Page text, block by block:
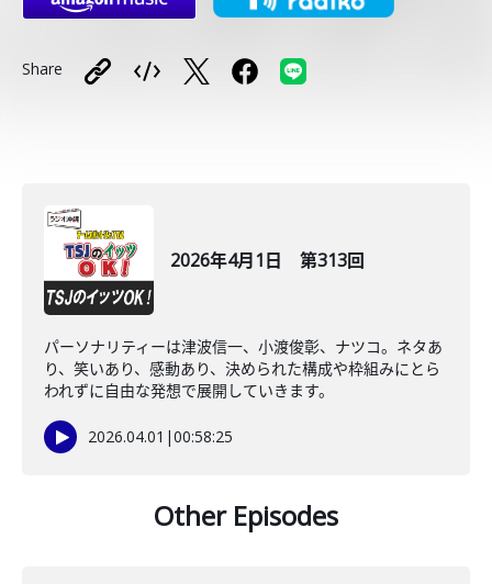
Share
2026年4月1日 第313回
パーソナリティーは津波信一、小渡俊彰、ナツコ。ネタあ
り、笑いあり、感動あり、決められた構成や枠組みにとら
われずに自由な発想で展開していきます。
2026.04.01 |00:58:25
Other Episodes